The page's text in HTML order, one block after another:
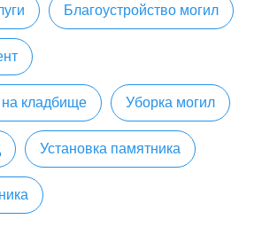
Благоустройство могил
на кладбище Уборка могил
Установка памятника